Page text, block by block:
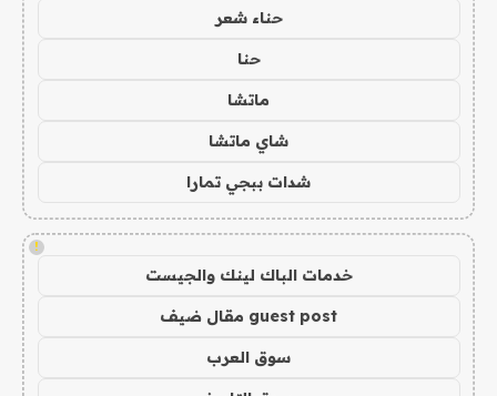
حناء شعر
حنا
ماتشا
شاي ماتشا
شدات ببجي تمارا
!
خدمات الباك لينك والجيست
guest post مقال ضيف
سوق العرب